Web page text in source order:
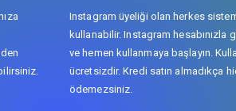
Instagram üyeliği olan herkes
kullanabilir. Instagram hesabınızla
ve hemen kullanmaya başlayın.
ücretsizdir. Kredi satın almadıkça
ödemezsiniz.